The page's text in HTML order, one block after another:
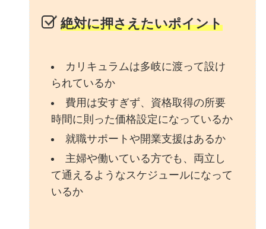
絶対に押さえたいポイント
カリキュラムは多岐に渡って設け
られているか
費用は安すぎず、資格取得の所要
時間に則った価格設定になっているか
就職サポートや開業支援はあるか
主婦や働いている方でも、両立し
て通えるようなスケジュールになって
いるか